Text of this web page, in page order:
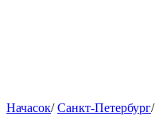
Начасок/ Санкт-Петербург/